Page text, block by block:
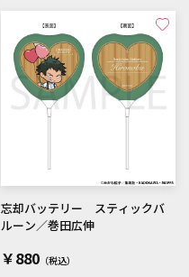
忘却バッテリー スティックバ
ルーン／巻田広伸
￥880